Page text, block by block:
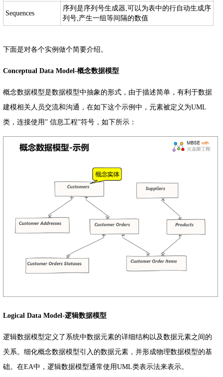
Sequences
序列是序列号生成器,可以为表中的行自动生成序
列号,产生一组等间隔的数值
下面是对各个实例做个简要介绍。
Conceptual Data Model-概念数据模型
概念数据模型是数据模型中抽象的形式，由于描述简单，有利于数据
建模相关人员交流和沟通，在如下这个示例中，元素被定义为UML
类，连接使用” 信息工程”符号，如下所示：
Logical Data Model-逻辑数据模型
逻辑数据模型定义了系统中数据元素的详细结构以及数据元素之间的
关系。细化概念数据模型引入的数据元素，并形成物理数据模型的基
础。在EA中，逻辑数据模型通常使用UML类表示法来表示。